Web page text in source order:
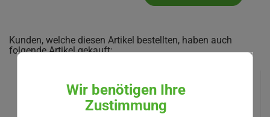
Kunden, welche diesen Artikel bestellten, haben auch
folgende Artikel gekauft:
Wir benötigen Ihre
Zustimmung